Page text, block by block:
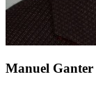
Manuel Ganter